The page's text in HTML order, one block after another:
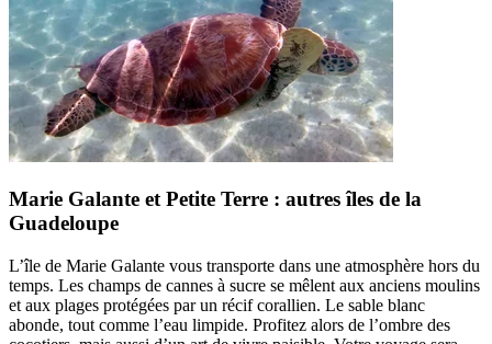
Marie Galante et Petite Terre : autres îles de la
Guadeloupe
L’île de Marie Galante vous transporte dans une atmosphère hors du
temps. Les champs de cannes à sucre se mêlent aux anciens moulins
et aux plages protégées par un récif corallien. Le sable blanc
abonde, tout comme l’eau limpide. Profitez alors de l’ombre des